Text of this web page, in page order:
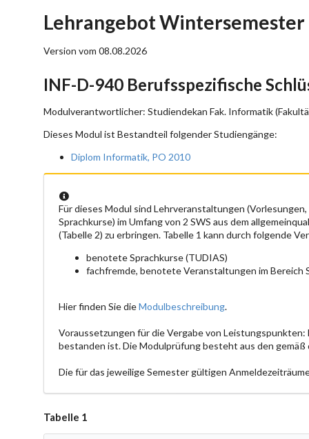
Lehrangebot
Version vom 08.08.2026
INF-D-940 Berufsspezifische
Modulverantwortlicher: Studiendekan Fak. Informatik
Dieses Modul ist Bestandteil folgender Studiengänge:
Diplom Informatik, PO 2010
Für dieses Modul sind Lehrveranstaltungen
Sprachkurse) im Umfang von 2 SWS aus dem
(Tabelle 2) zu erbringen. Tabelle 1 kann durch folgende
benotete Sprachkurse (TUDIAS)
fachfremde, benotete Veranstaltungen im Bereich
Hier finden Sie dieModulbeschreibung.
Voraussetzungen für die Vergabe von
bestanden ist. Die Modulprüfung besteht aus den
Die für das jeweilige Semester gültigen
Tabelle 1